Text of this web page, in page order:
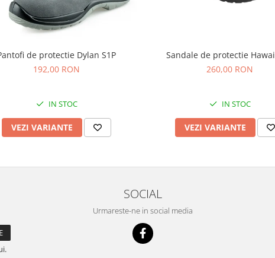
de protectie Dylan S1P
192,00 RON
IN STOC
VEZI VARIANTE
Sandale de protectie
260,00 RON
IN STOC
VEZI VARIANTE
SOCIAL
Urmareste-ne in social media